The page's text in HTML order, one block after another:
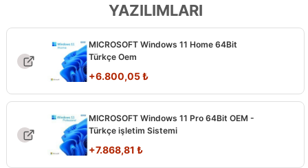
YAZILIMLARI
MICROSOFT Windows 11 Home 64Bit
Türkçe Oem
+6.800,05₺
MICROSOFT Windows 11 Pro 64Bit OEM -
Türkçe işletim Sistemi
+7.868,81 ₺